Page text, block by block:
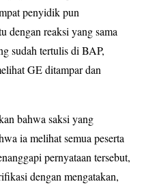
penyidik pun
dengan reaksi yang sama
sudah tertulis di BAP,
GE ditampar dan
bahwa saksi yang
ia melihat semua peserta
pernyataan tersebut,
dengan mengatakan,